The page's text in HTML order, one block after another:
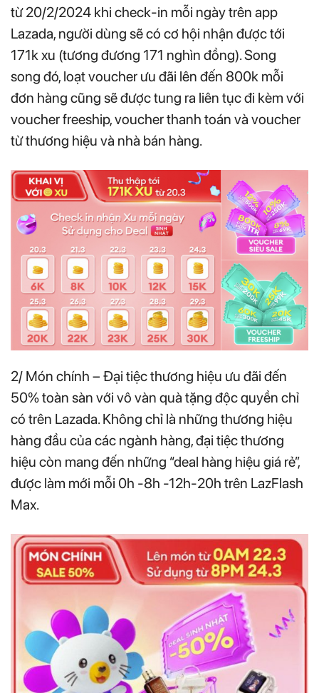
từ 20/2/2024 khi check-in mỗi ngày trên app
Lazada, người dùng sẽ có cơ hội nhận được tới
171k xu (tương đương 171 nghìn đồng). Song
song đó, loạt voucher ưu đãi lên đến 800k mỗi
đơn hàng cũng sẽ được tung ra liên tục đi kèm với
voucher freeship, voucher thanh toán và voucher
từ thương hiệu và nhà bán hàng.
2/ Món chính – Đại tiệc thương hiệu ưu đãi đến
50% toàn sàn với vô vàn quà tặng độc quyền chỉ
có trên Lazada. Không chỉ là những thương hiệu
hàng đầu của các ngành hàng, đại tiệc thương
hiệu còn mang đến những “deal hàng hiệu giá rẻ”,
được làm mới mỗi 0h -8h -12h-20h trên LazFlash
Max.